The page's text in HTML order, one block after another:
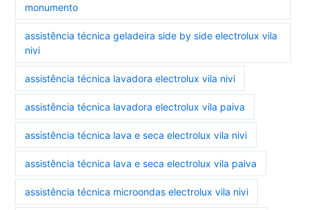
monumento
assistência técnica geladeira side by side electrolux vila
nivi
assistência técnica lavadora electrolux vila nivi
assistência técnica lavadora electrolux vila paiva
assistência técnica lava e seca electrolux vila nivi
assistência técnica lava e seca electrolux vila paiva
assistência técnica microondas electrolux vila nivi